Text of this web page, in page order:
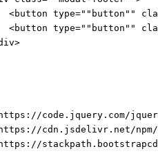
<button type=""button""
<button type=""button""
code.jquery.com/
cdn.jsdelivr.net/npm/